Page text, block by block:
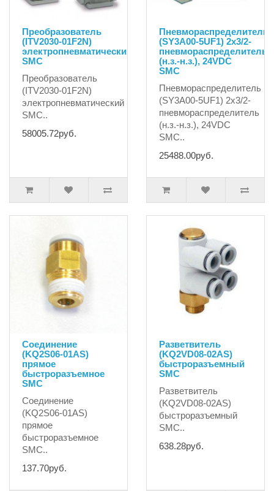
Преобразователь
(ITV2030-01F2N)
электропневматический
SMC
Преобразователь
(ITV2030-01F2N)
электропневматический
SMC..
58005.72руб.
Пневмораспределитель
(SY3A00-5UF1) 2x3/2-
пневмораспределитель
(н.з.-н.з.), 24VDC
SMC
Пневмораспределитель
(SY3A00-5UF1) 2x3/2-
пневмораспределитель
(н.з.-н.з.), 24VDC
SMC..
25488.00руб.
Соединение
(KQ2S06-01AS)
прямое
быстроразъемное
SMC
Соединение
(KQ2S06-01AS)
прямое
быстроразъемное
SMC..
137.70руб.
Разветвитель
(KQ2VD08-02AS)
быстроразъемный
SMC
Разветвитель
(KQ2VD08-02AS)
быстроразъемный
SMC..
638.28руб.